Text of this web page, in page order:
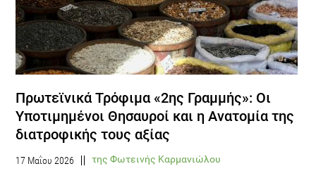
Πρωτεϊνικά Τρόφιμα «2ης Γραμμής»: Οι
Υποτιμημένοι Θησαυροί και η Ανατομία της
διατροφικής τους αξίας
17 Μαΐου 2026 της Φωτεινής Καρμανιώλου